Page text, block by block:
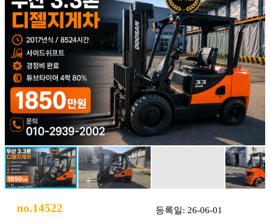
no.14522 등록일: 26-06-01